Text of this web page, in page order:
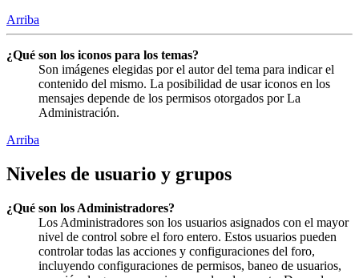
Arriba
¿Qué son los iconos para los temas?
Son imágenes elegidas por el autor del tema para indicar el
contenido del mismo. La posibilidad de usar iconos en los
mensajes depende de los permisos otorgados por La
Administración.
Arriba
Niveles de usuario y grupos
¿Qué son los Administradores?
Los Administradores son los usuarios asignados con el mayor
nivel de control sobre el foro entero. Estos usuarios pueden
controlar todas las acciones y configuraciones del foro,
incluyendo configuraciones de permisos, baneo de usuarios,